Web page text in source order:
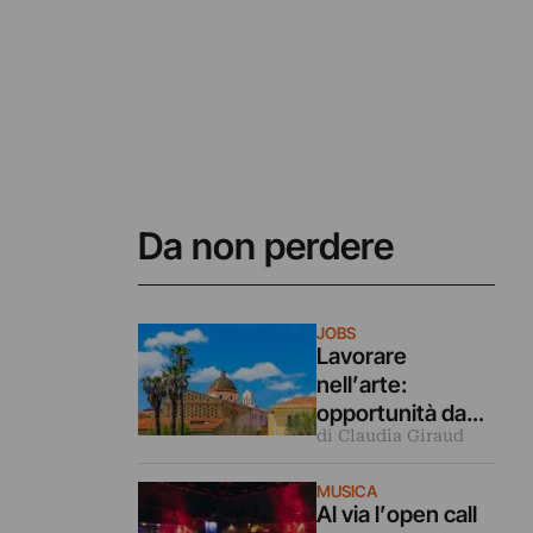
Da non perdere
JOBS
Lavorare
nell’arte:
opportunità da
Comune Milano,
Teatro Piemonte
di Claudia Giraud
MUSICA
Al via l’open call